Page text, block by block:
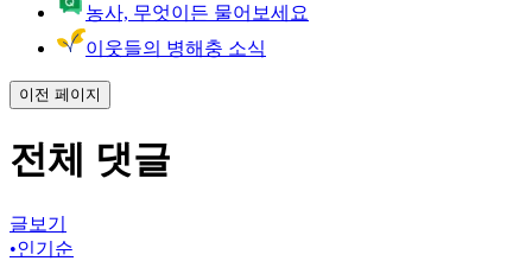
농사, 무엇이든 물어보세요
이웃들의 병해충 소식
이전 페이지
전체 댓글
글보기
•인기순